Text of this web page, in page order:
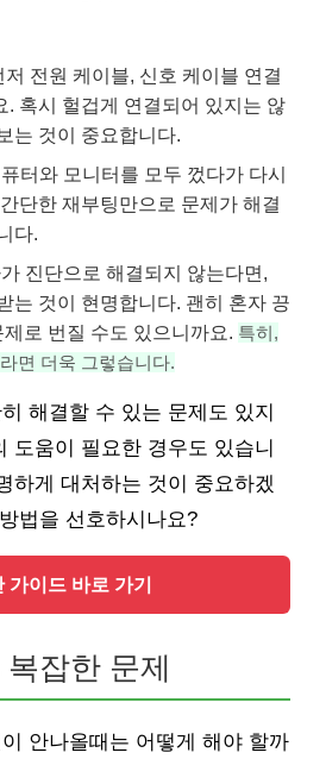
저 전원 케이블, 신호 케이블 연결
. 혹시 헐겁게 연결되어 있지는 않
는 것이 중요합니다.
터와 모니터를 모두 껐다가 다시
단한 재부팅만으로 문제가 해결
다.
진단으로 해결되지 않는다면,
는 것이 현명합니다. 괜히 혼자 끙
로 번질 수도 있으니까요. 특히,
면 더욱 그렇습니다.
해결할 수 있는 문제도 있지
도움이 필요한 경우도 있습니
하게 대처하는 것이 중요하겠
법을 선호하시나요?
가이드 바로 가기
잡한 문제
안나올때는 어떻게 해야 할까